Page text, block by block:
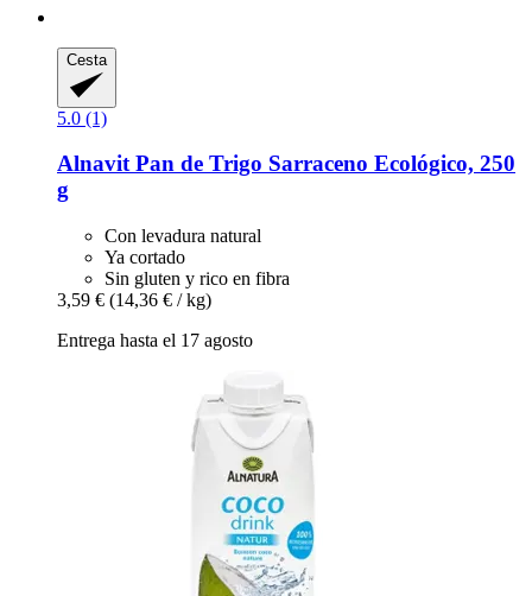
Cesta
5.0 (1)
AlnavitPan de Trigo Sarraceno Ecológico, 250
g
Con levadura natural
Ya cortado
Sin gluten y rico en fibra
3,59 € (14,36 € / kg)
Entrega hasta el 17 agosto